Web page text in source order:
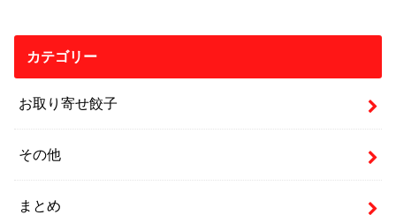
カテゴリー
お取り寄せ餃子
その他
まとめ